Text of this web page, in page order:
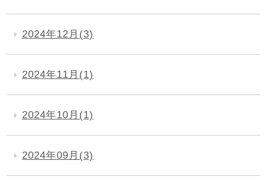
2024年12月(3)
2024年11月(1)
2024年10月(1)
2024年09月(3)